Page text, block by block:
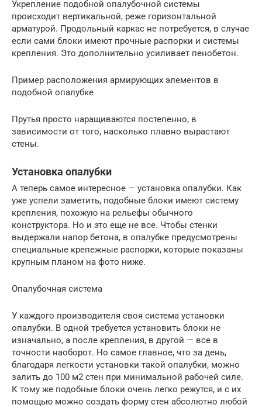
Укрепление подобной опалубочной системы
происходит вертикальной, реже горизонтальной
арматурой. Продольный каркас не потребуется, в случае
если сами блоки имеют прочные распорки и системы
крепления. Это дополнительно усиливает пенобетон.
Пример расположения армирующих элементов в
подобной опалубке
Прутья просто наращиваются постепенно, в
зависимости от того, насколько плавно вырастают
стены.
Установка опалубки
А теперь самое интересное — установка опалубки. Как
уже успели заметить, подобные блоки имеют систему
крепления, похожую на рельефы обычного
конструктора. Но и это еще не все. Чтобы стенки
выдержали напор бетона, в опалубке предусмотрены
специальные крепежные распорки, которые показаны
крупным планом на фото ниже.
Опалубочная система
У каждого производителя своя система установки
опалубки. В одной требуется установить блоки не
изначально, а после крепления, в другой — все в
точности наоборот. Но самое главное, что за день,
благодаря легкости установки такой опалубки, можно
залить до 100 м2 стен при минимальной рабочей силе.
К тому же подобные блоки очень легко режутся, и с их
помощью можно создать форму стен абсолютно любой